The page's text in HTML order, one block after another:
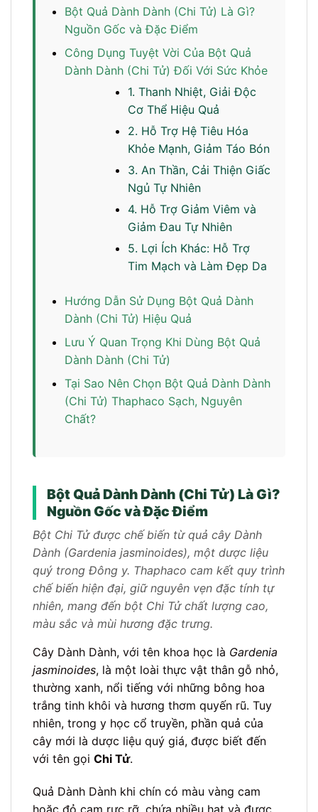
Bột Quả Dành Dành (Chi Tử) Là Gì?
Nguồn Gốc và Đặc Điểm
Công Dụng Tuyệt Vời Của Bột Quả
Dành Dành (Chi Tử) Đối Với Sức Khỏe
1. Thanh Nhiệt, Giải Độc
Cơ Thể Hiệu Quả
2. Hỗ Trợ Hệ Tiêu Hóa
Khỏe Mạnh, Giảm Táo Bón
3. An Thần, Cải Thiện Giấc
Ngủ Tự Nhiên
4. Hỗ Trợ Giảm Viêm và
Giảm Đau Tự Nhiên
5. Lợi Ích Khác: Hỗ Trợ
Tim Mạch và Làm Đẹp Da
Hướng Dẫn Sử Dụng Bột Quả Dành
Dành (Chi Tử) Hiệu Quả
Lưu Ý Quan Trọng Khi Dùng Bột Quả
Dành Dành (Chi Tử)
Tại Sao Nên Chọn Bột Quả Dành Dành
(Chi Tử) Thaphaco Sạch, Nguyên
Chất?
Bột Quả Dành Dành (Chi Tử) Là Gì?
Nguồn Gốc và Đặc Điểm
Bột Chi Tử được chế biến từ quả cây Dành
Dành (Gardenia jasminoides), một dược liệu
quý trong Đông y. Thaphaco cam kết quy trình
chế biến hiện đại, giữ nguyên vẹn đặc tính tự
nhiên, mang đến bột Chi Tử chất lượng cao,
màu sắc và mùi hương đặc trưng.
Cây Dành Dành, với tên khoa học là Gardenia
jasminoides, là một loài thực vật thân gỗ nhỏ,
thường xanh, nổi tiếng với những bông hoa
trắng tinh khôi và hương thơm quyến rũ. Tuy
nhiên, trong y học cổ truyền, phần quả của
cây mới là dược liệu quý giá, được biết đến
với tên gọi Chi Tử.
Quả Dành Dành khi chín có màu vàng cam